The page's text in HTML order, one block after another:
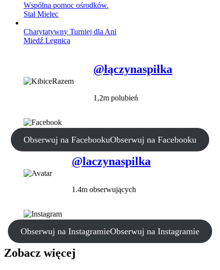
Wspólna pomoc ośrodków.
Stal Mielec
Charytatywny Turniej dla Ani
Miedź Legnica
@łączynaspiłka
1,2m polubień
Obserwuj na FacebookuObserwuj na Facebooku
@laczynaspilka
1.4m obserwujących
Obserwuj na InstagramieObserwuj na Instagramie
Zobacz więcej